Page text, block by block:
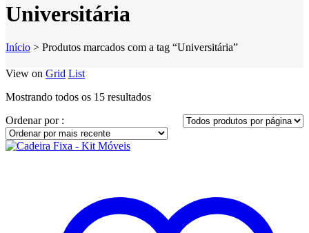
Universitária
Início > Produtos marcados com a tag “Universitária”
View on Grid List
Mostrando todos os 15 resultadosClassificado
recente
Ordenar por :